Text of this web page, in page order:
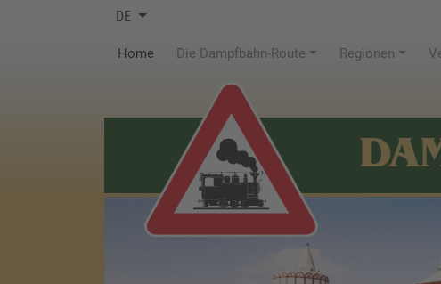
DE
Home(current)Die Dampfbahn-Route Regionen